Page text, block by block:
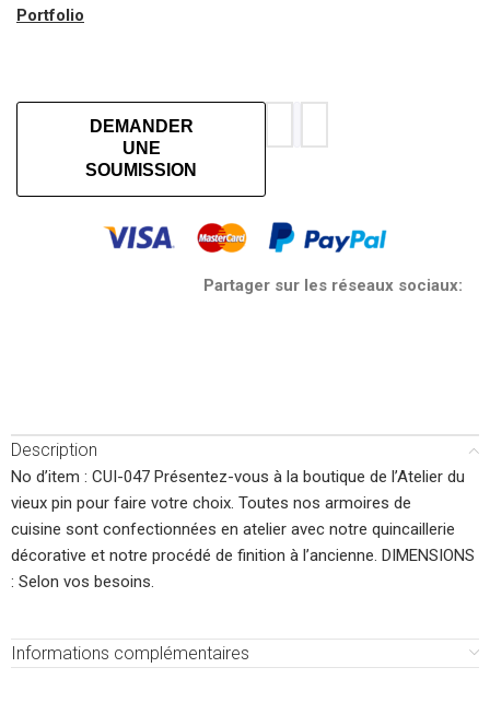
Portfolio
DEMANDER
UNE
SOUMISSION
Partager sur les réseaux sociaux:
Description
No d’item : CUI-047 Présentez-vous à la boutique de l’Atelier du
vieux pin pour faire votre choix. Toutes nos armoires de
cuisine sont confectionnées en atelier avec notre quincaillerie
décorative et notre procédé de finition à l’ancienne. DIMENSIONS
: Selon vos besoins.
Informations complémentaires